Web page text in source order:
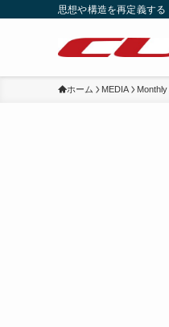
思想や構造を再定義する
ホーム MEDIA